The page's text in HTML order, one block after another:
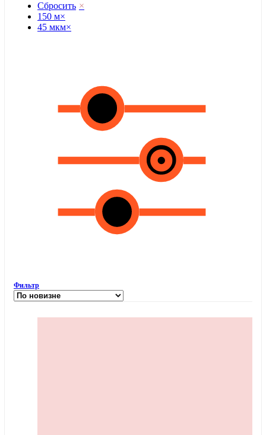
Сбросить ×
150 м×
45 мкм×
Фильтр